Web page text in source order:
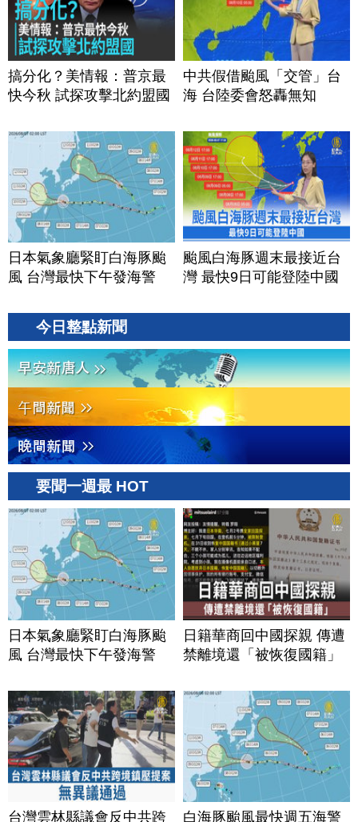
搞分化？美情報：普京最
快今秋 試探攻擊北約盟國
中共假借颱風「交管」台
海 台陸委會怒轟無知
日本氣象廳緊盯白海豚颱
風 台灣最快下午發海警
颱風白海豚週末最接近台
灣 最快9日可能登陸中國
今日整點新聞
要聞一週最 HOT
日本氣象廳緊盯白海豚颱
風 台灣最快下午發海警
日籍華商回中國探親 傳遭
禁離境還「被恢復國籍」
台灣雲林縣議會反中共跨
白海豚颱風最快週五海警